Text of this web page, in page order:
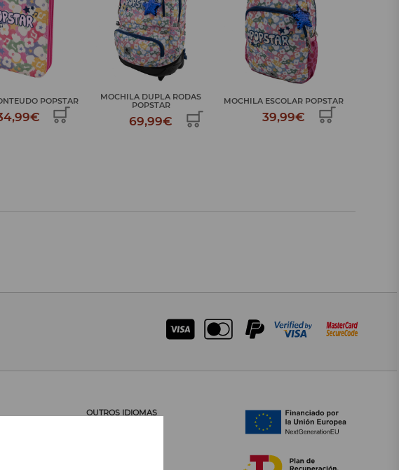
DUPLA RODAS
MOCHILA ESCOLAR POPSTAR
39,99€
LANCHEIRA TÉRMICA
POPSTAR
24,99€
OUTROS IDIOMAS